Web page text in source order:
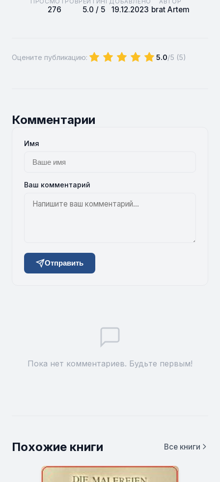
276 5.0 / 5 19.12.2023 brat Artem
Оцените публикацию: 5.0/5 (5)
Комментарии
Имя
Ваш комментарий
Отправить
Пока нет комментариев. Будьте первым!
Похожие книги Все книги